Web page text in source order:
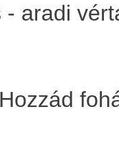
- aradi